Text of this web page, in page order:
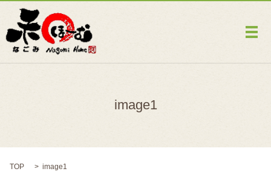
メ
image1
TOP image1